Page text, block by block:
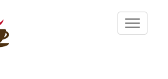
Menu